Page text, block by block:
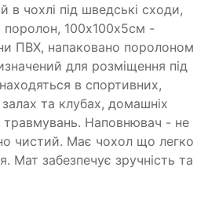
в чохлі під шведські сходи,
100х100х5см -
ПВХ, напаковано поролоном
для розміщення під
в спортивних,
та клубах, домашніх
травмувань. Наповнювач - не
чистий. Має чохол що легко
Мат забезпечує зручність та